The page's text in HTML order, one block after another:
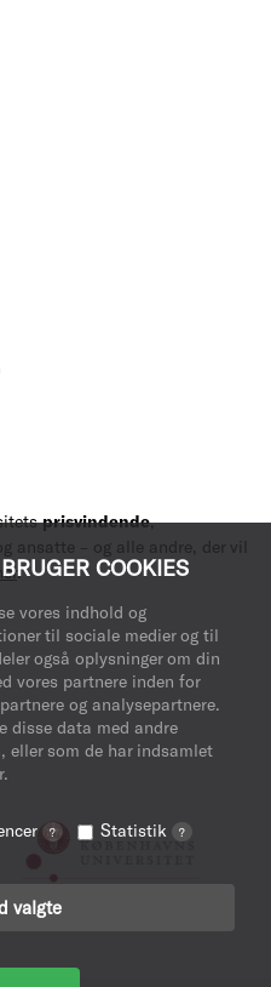
COOKIES
vores indhold og
til sociale medier og til
også oplysninger om din
vores partnere inden for
og analysepartnere.
disse data med andre
eller som de har indsamlet
? Statistik ?
valgte
prisvindende,
ansatte – og alle andre, der vil
.